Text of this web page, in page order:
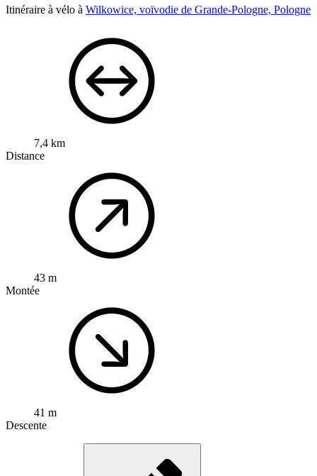
Itinéraire à vélo à Wilkowice, voïvodie de Grande-Pologne, Pologne
7,4 km
Distance
43 m
Montée
41 m
Descente